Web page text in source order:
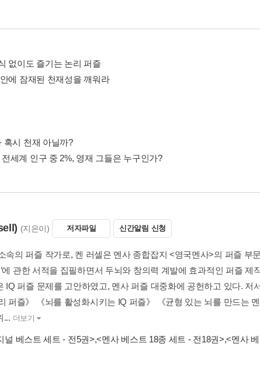
없이도 즐기는 논리 퍼즐
에 잠재된 천재성을 깨워라
혹시 천재 아닐까?
세계 인구 중 2%, 영재 그들은 누구인가?
(지은이) 저자파일 신간알림 신청
속의 퍼즐 작가로, 켄 러셀은 멘사 종합잡지 <영국멘사>의 퍼즐 부
’에 관한 서적을 집필하면서 두뇌와 창의력 계발에 효과적인 퍼즐
IQ 퍼즐 문제를 고안하였고, 멘사 퍼즐 대중화에 공헌하고 있다. 저
퍼즐》 《뇌를 활성화시키는 IQ 퍼즐》 《균형 있는 뇌를 만드는
... 더보기
널 베스트 세트 - 전5권>,<멘사 베스트 18종 세트 - 전18권>,<멘사